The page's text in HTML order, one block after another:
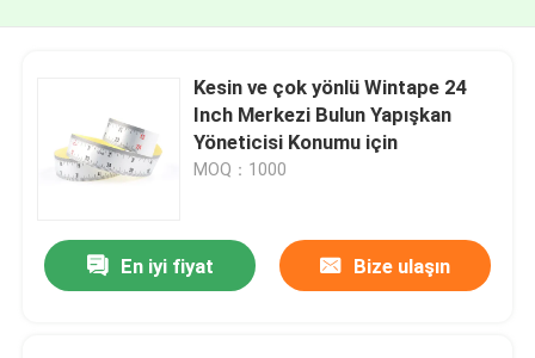
Kesin ve çok yönlü Wintape 24
Inch Merkezi Bulun Yapışkan
Yöneticisi Konumu için
MOQ：1000
En iyi fiyat Bize ulaşın